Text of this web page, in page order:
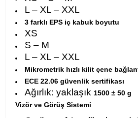
L – XL – XXL
3 farklı EPS iç kabuk boyutu
XS
S – M
L – XL – XXL
Mikrometrik hızlı kilit çene
ECE 22.06 güvenlik sertifikası
Ağırlık: yaklaşık 1500 ± 50 g
Vizör ve Görüş Sistemi